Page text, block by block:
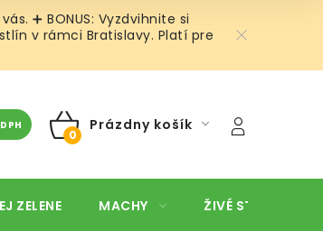
➕ BONUS: Vyzdvihnite si
v rámci Bratislavy. Platí pre
NÁKUPNÝ
Prázdny košík
ZELENE MACHY ŽIVÉ STENY